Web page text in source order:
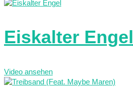
Eiskalter Engel
Video ansehen